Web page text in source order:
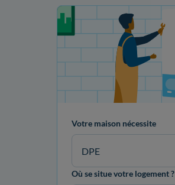
Votre projet de rénovation
Votre maison nécessite
DPE
Où se situe votre logement ?